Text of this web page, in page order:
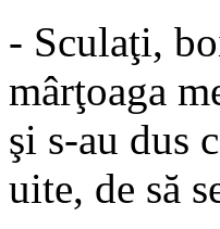
- Sculaţi,
mârţoaga
şi s-au dus
uite, de să